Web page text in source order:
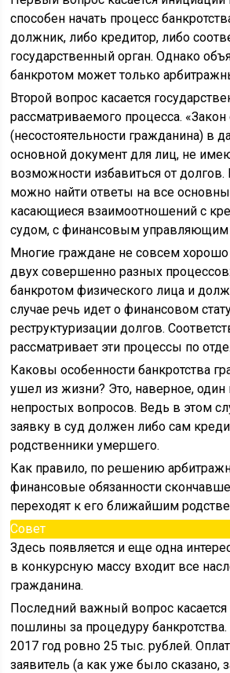
способен начать процесс
должник, либо кредитор, либо
государственный орган. Однако
банкротом может только
Второй вопрос касается
рассматриваемого процесса. «Закон
(несостоятельности гражданина) в
основной документ для лиц, не
возможности избавиться от
можно найти ответы на все
касающиеся взаимоотношений с
судом, с финансовым управляющим
Многие граждане не совсем
двух совершенно разных
банкротом физического лица и
случае речь идет о финансовом
реструктуризации долгов.
рассматривает эти процессы по
Каковы особенности банкротства
ушел из жизни? Это, наверное,
непростых вопросов. Ведь в этом
заявку в суд должен либо сам
родственники умершего.
Как правило, по решению
финансовые обязанности
переходят к его ближайшим
Совет
Здесь появляется и еще одна
в конкурсную массу входит все
гражданина.
Последний важный вопрос касается
пошлины за процедуру банкротства.
2017 год ровно 25 тыс. рублей.
заявитель (а как уже было сказано,